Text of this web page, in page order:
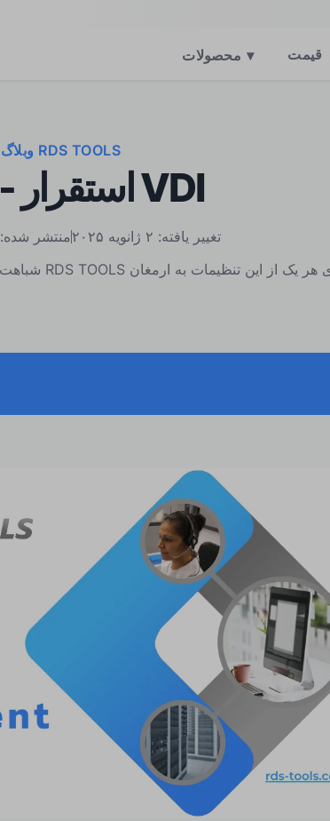
محصولات ▾ قیمت
وبلاگ RDS TOOLS
RDS - استقرار VDI
منتشر شده: 21 نوامبر 2023
تغییر یافته: ۲ ژانویه ۲۰۲۵
ابزارهای ضروری برای مدیران RDS - زیرساخت RDS خود را با RDS TOOLS تقویت کنید
برای نتیجه‌گیری در مورد استقرار RDS VDI: RDS-Tools امنیت، نظارت و پشتیبانی را اضافه می‌کند